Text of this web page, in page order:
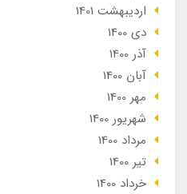
ارديبهشت 1401
دی 1400
آذر 1400
آبان 1400
مهر 1400
شهریور 1400
مرداد 1400
تير 1400
خرداد 1400